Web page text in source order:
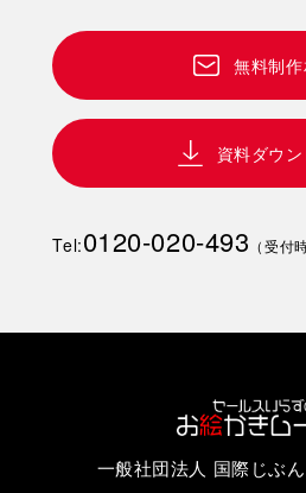
無料制
資料ダウ
Tel:0120-020-493 （受付
一般社団法人 国際じぶ